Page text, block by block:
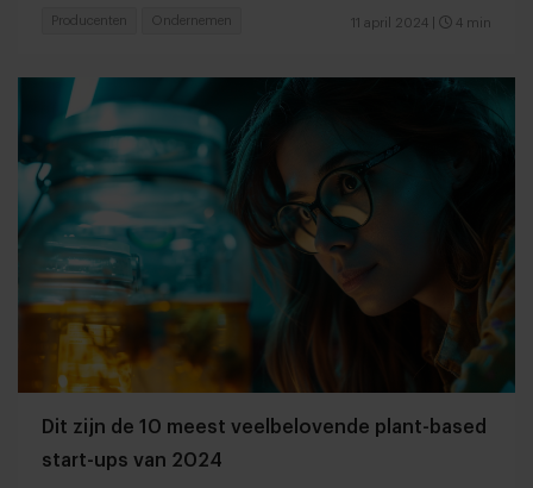
11 april 2024 4 min
Producenten Ondernemen
Dit zijn de 10 meest veelbelovende plant-based
start-ups van 2024